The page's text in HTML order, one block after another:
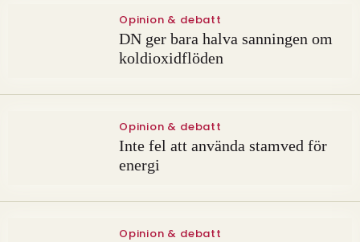
Opinion & debatt
DN ger bara halva sanningen om
koldioxidflöden
Opinion & debatt
Inte fel att använda stamved för
energi
Opinion & debatt